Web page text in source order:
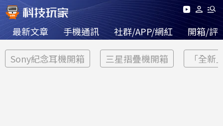
最新文章 手機通訊 社群/APP/網紅 開箱/評
Sony紀念耳機開箱 三星摺疊機開箱 「全新